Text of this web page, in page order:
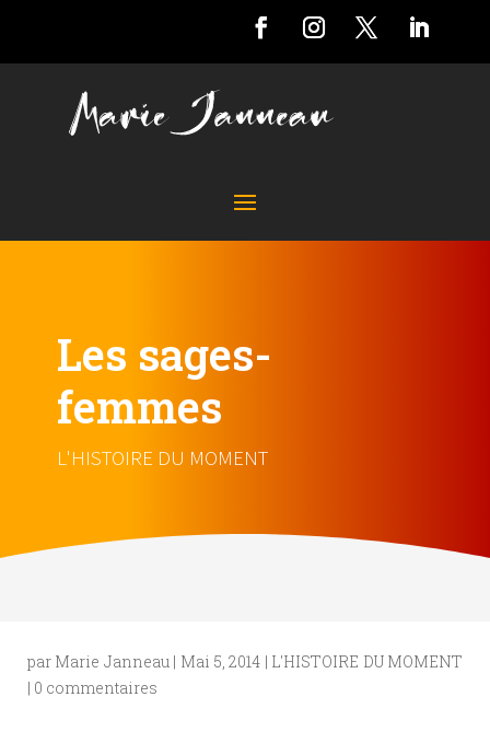
Les sages-
femmes
L'HISTOIRE DU MOMENT
par Marie Janneau| Mai 5, 2014 | L'HISTOIRE DU MOMENT
| 0 commentaires